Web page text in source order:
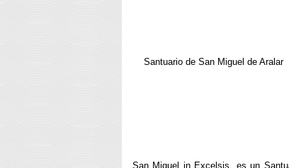
Santuario de San Miguel de Aralar
San Miguel in Excelsis, es un